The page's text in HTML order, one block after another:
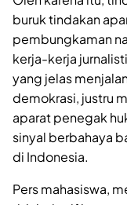
buruk tindakan
pembungkaman
kerja-kerja
yang jelas
demokrasi, justru
aparat penegak
sinyal berbahaya
di Indonesia.
Pers mahasiswa,